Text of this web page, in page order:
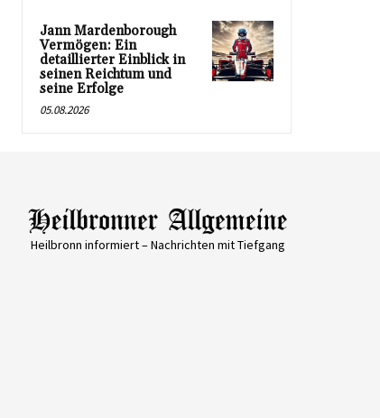
Jann Mardenborough
Vermögen: Ein
detaillierter Einblick in
seinen Reichtum und
seine Erfolge
05.08.2026
Heilbronn informiert – Nachrichten mit Tiefgang